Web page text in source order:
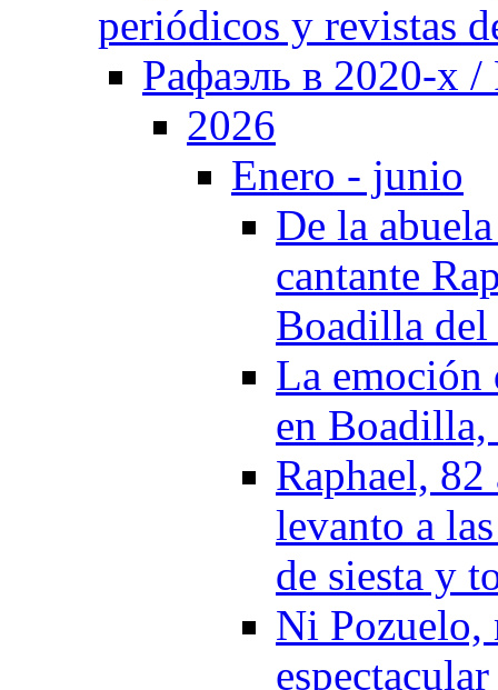
periódicos y revistas
Рафаэль в 2020-х /
2026
Enero - junio
De la
cantante
Boadilla
La emoción
en Boadilla,
Raphael,
levanto a
de siesta y
Ni Pozuelo,